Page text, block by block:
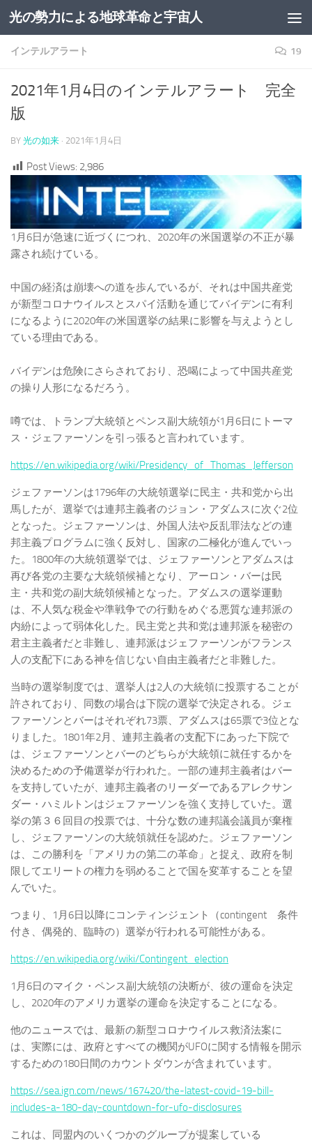
コンテンツへスキップ
光の勢力による地球革命と宇宙人
インテルアラート 19
2021年1月4日のインテルアラート 完全
版
BY 光の如来 · 2021年1月4日
Post Views: 2,986
1月6日が急速に近づくにつれ、2020年の米国選挙の不正が暴
露され続けている。
中国の経済は崩壊への道を歩んでいるが、それは中国共産党
が新型コロナウイルスとスパイ活動を通じてバイデンに有利
になるように2020年の米国選挙の結果に影響を与えようとし
ている理由である。
バイデンは危険にさらされており、恐喝によって中国共産党
の操り人形になるだろう。
噂では、トランプ大統領とペンス副大統領が1月6日にトーマ
ス・ジェファーソンを引っ張ると言われています。
https://en.wikipedia.org/wiki/Presidency_of_Thomas_Jefferson
ジェファーソンは1796年の大統領選挙に民主・共和党から出
馬したが、選挙では連邦主義者のジョン・アダムスに次ぐ2位
となった。ジェファーソンは、外国人法や反乱罪法などの連
邦主義プログラムに強く反対し、国家の二極化が進んでいっ
た。1800年の大統領選挙では、ジェファーソンとアダムスは
再び各党の主要な大統領候補となり、アーロン・バーは民
主・共和党の副大統領候補となった。アダムスの選挙運動
は、不人気な税金や準戦争での行動をめぐる悪質な連邦派の
内紛によって弱体化した。民主党と共和党は連邦派を秘密の
君主主義者だと非難し、連邦派はジェファーソンがフランス
人の支配下にある神を信じない自由主義者だと非難した。
当時の選挙制度では、選挙人は2人の大統領に投票することが
許されており、同数の場合は下院の選挙で決定される。ジェ
ファーソンとバーはそれぞれ73票、アダムスは65票で3位とな
りました。1801年2月、連邦主義者の支配下にあった下院で
は、ジェファーソンとバーのどちらが大統領に就任するかを
決めるための予備選挙が行われた。一部の連邦主義者はバー
を支持していたが、連邦主義者のリーダーであるアレクサン
ダー・ハミルトンはジェファーソンを強く支持していた。選
挙の第３６回目の投票では、十分な数の連邦議会議員が棄権
し、ジェファーソンの大統領就任を認めた。ジェファーソン
は、この勝利を「アメリカの第二の革命」と捉え、政府を制
限してエリートの権力を弱めることで国を変革することを望
んでいた。
つまり、1月6日以降にコンティンジェント（contingent 条件
付き、偶発的、臨時の）選挙が行われる可能性がある。
https://en.wikipedia.org/wiki/Contingent_election
1月6日のマイク・ペンス副大統領の決断が、彼の運命を決定
し、2020年のアメリカ選挙の運命を決定することになる。
他のニュースでは、最新の新型コロナウイルス救済法案に
は、実際には、政府とすべての機関がUFOに関する情報を開示
するための180日間のカウントダウンが含まれています。
https://sea.ign.com/news/167420/the-latest-covid-19-bill-
includes-a-180-day-countdown-for-ufo-disclosures
これは、同盟内のいくつかのグループが提案している